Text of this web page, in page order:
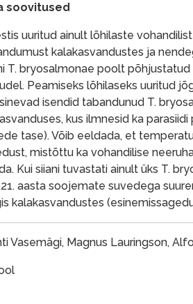
soovitused
uuritud ainult lõhilaste
kalakasvandustes ja
T. bryosalmonae poolt
Peamiseks lõhilaseks uuritud
isendid tabandunud T.
kus ilmnesid ka
tase). Võib eeldada, et
mistõttu ka vohandilise
Kui siiani tuvastati ainult üks T.
aasta soojemate suvedega
kalakasvandustes
Vasemägi, Magnus Lauringson,